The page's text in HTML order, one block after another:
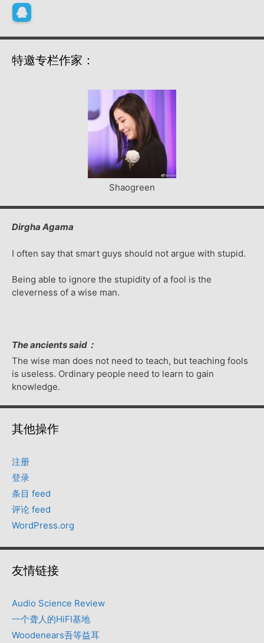
特邀专栏作家：
Shaogreen
Dirgha Agama
I often say that smart guys should not argue with stupid.
Being able to ignore the stupidity of a fool is the
cleverness of a wise man.
The ancients said：
The wise man does not need to teach, but teaching fools
is useless. Ordinary people need to learn to gain
knowledge.
其他操作
注册
登录
条目 feed
评论 feed
WordPress.org
友情链接
Audio Science Review
一个聋人的HiFI基地
Woodenears吾等益耳